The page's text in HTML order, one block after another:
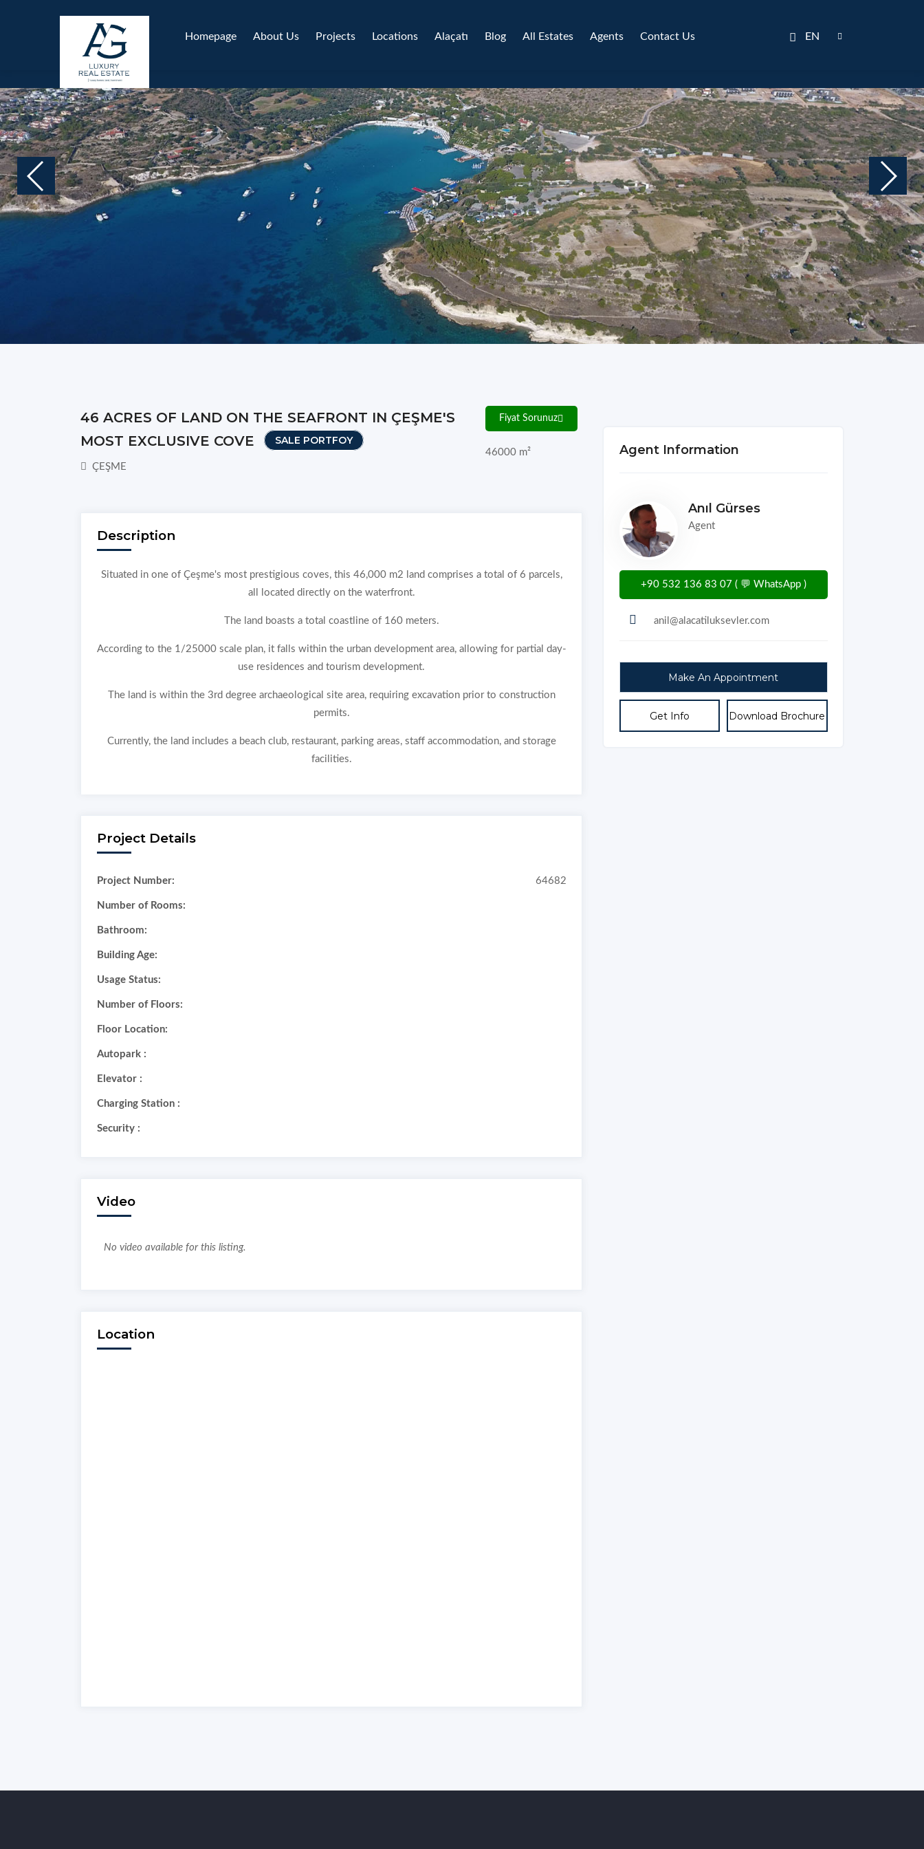
Homepage About Us Projects Locations Alaçatı Blog All Estates Agents Contact Us EN
46 ACRES OF LAND ON THE SEAFRONT IN ÇEŞME'S
MOST EXCLUSIVE COVE
SALE PORTFOY
ÇEŞME
Fiyat Sorunuz
46000 m²
Description
Situated in one of Çeşme's most prestigious coves, this 46,000 m2 land comprises a total of 6 parcels,
all located directly on the waterfront.
The land boasts a total coastline of 160 meters.
According to the 1/25000 scale plan, it falls within the urban development area, allowing for partial day-
use residences and tourism development.
The land is within the 3rd degree archaeological site area, requiring excavation prior to construction
permits.
Currently, the land includes a beach club, restaurant, parking areas, staff accommodation, and storage
facilities.
Project Details
Project Number: 64682
Number of Rooms:
Bathroom:
Building Age:
Usage Status:
Number of Floors:
Floor Location:
Autopark :
Elevator :
Charging Station :
Security :
Video
No video available for this listing.
Location
Agent Information
Anıl Gürses
Agent
+90 532 136 83 07 ( 💬 WhatsApp )
anil@alacatiluksevler.com
Get Info Download Brochure